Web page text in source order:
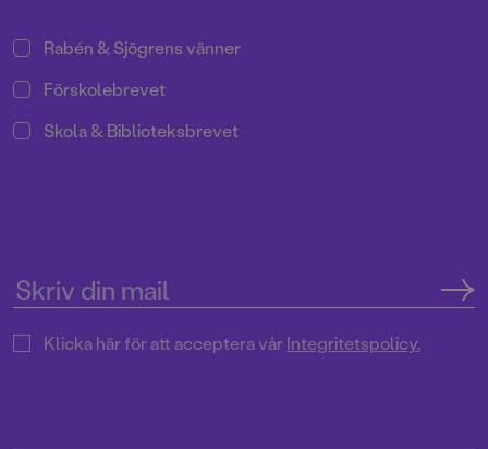
Rabén & Sjögrens vänner
Förskolebrevet
Skola & Biblioteksbrevet
Klicka här för att acceptera vårIntegritetspolicy.